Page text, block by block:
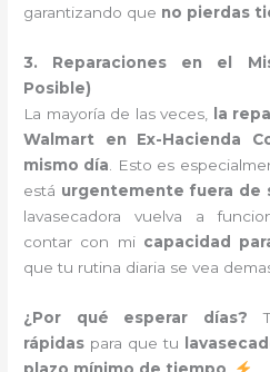
garantizando que no pierdas
3. Reparaciones en el
Posible)
La mayoría de las veces,
la
Walmart en Ex-Hacienda
mismo día . Esto es
está urgentemente fuera de
lavasecadora vuelva a
contar con mi capacidad
que tu rutina diaria se vea
¿Por qué esperar días?
rápidas para que tu